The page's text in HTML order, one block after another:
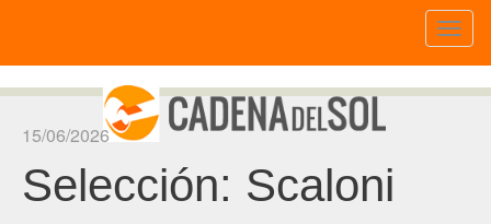
15/06/2026
Selección: Scaloni